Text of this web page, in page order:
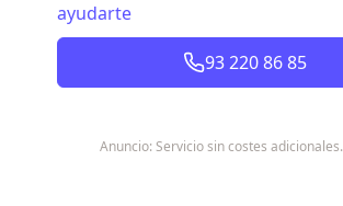
ayudarte
93 220 86 85
Anuncio: Servicio sin costes